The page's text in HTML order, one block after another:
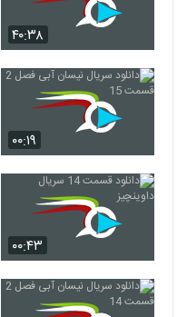
19
۳۴۸ بازدید
20
سریال Friends فصل اول قسمت 20
۲۴۷ بازدید
22
سریال Friends فصل اول قسمت 22
۱,۳۴۰ بازدید
۴۰:۳۸
۰۰:۱۹
۰۰:۴۳